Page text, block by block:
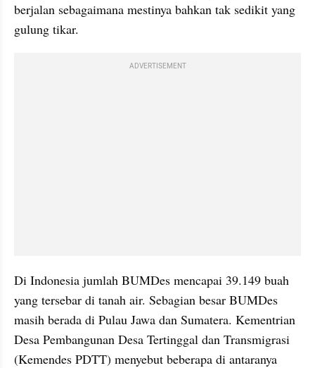
berjalan sebagaimana mestinya bahkan tak sedikit yang
gulung tikar.
ADVERTISEMENT
Di Indonesia jumlah BUMDes mencapai 39.149 buah
yang tersebar di tanah air. Sebagian besar BUMDes
masih berada di Pulau Jawa dan Sumatera. Kementrian
Desa Pembangunan Desa Tertinggal dan Transmigrasi
(Kemendes PDTT) menyebut beberapa di antaranya